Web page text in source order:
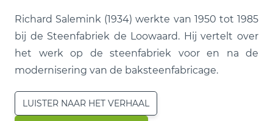
Richard Salemink (1934) werkte van 1950 tot 1985
bij de Steenfabriek de Loowaard. Hij vertelt over
het werk op de steenfabriek voor en na de
modernisering van de baksteenfabricage.
LUISTER NAAR HET VERHAAL